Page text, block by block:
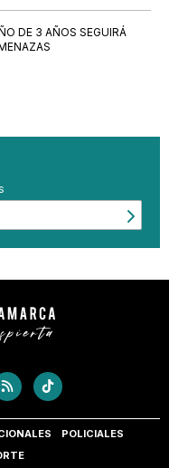
DE 3 AÑOS SEGUIRÁ
POLICIALES